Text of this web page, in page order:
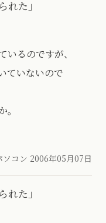
れた」
るのですが、
ていないので
ソコン 2006年05月07日
れた」